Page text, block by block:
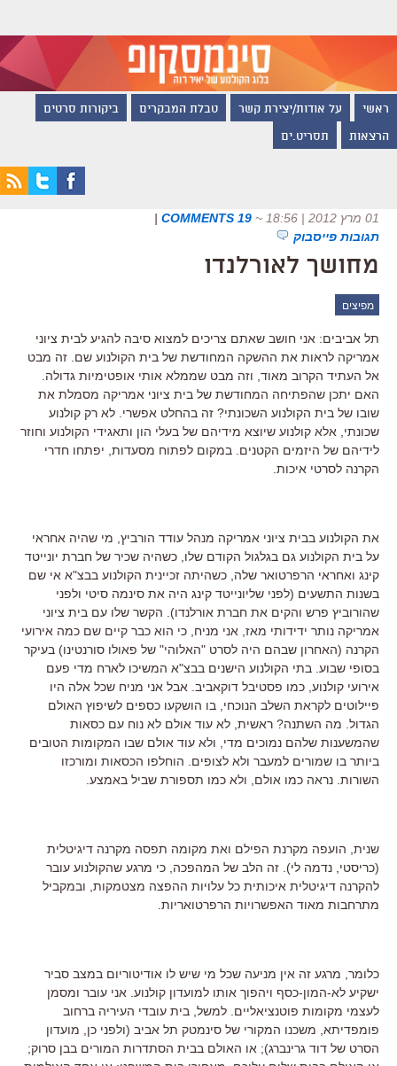
ראשי על אודות/יצירת קשר טבלת המבקרים ביקורות סרטים
הרצאות תסריט.ים
01 מרץ 2012 | 18:56 ~
19 COMMENTS
|
תגובות פייסבוק
מחושך לאורלנדו
מפיצים
תל אביבים: אני חושב שאתם צריכים למצוא סיבה להגיע לבית ציוני
אמריקה לראות את ההשקה המחודשת של בית הקולנוע שם. זה מבט
אל העתיד הקרוב מאוד, וזה מבט שממלא אותי אופטימיות גדולה.
האם יתכן שהפתיחה המחודשת של בית ציוני אמריקה מסמלת את
שובו של בית הקולנוע השכונתי? זה בהחלט אפשרי. לא רק קולנוע
שכונתי, אלא קולנוע שיוצא מידיהם של בעלי הון ותאגידי הקולנוע וחוזר
לידיהם של היזמים הקטנים. במקום לפתוח מסעדות, יפתחו חדרי
הקרנה לסרטי איכות.
את הקולנוע בבית ציוני אמריקה מנהל עודד הורביץ, מי שהיה אחראי
על בית הקולנוע גם בגלגול הקודם שלו, כשהיה שכיר של חברת יונייטד
קינג ואחראי הרפרטואר שלה, כשהיתה זכיינית הקולנוע בבצ"א אי שם
בשנות התשעים (לפני שליונייטד קינג היה את סינמה סיטי ולפני
שהורוביץ פרש והקים את חברת אורלנדו). הקשר שלו עם בית ציוני
אמריקה נותר ידידותי מאז, אני מניח, כי הוא כבר קיים שם כמה אירועי
הקרנה (האחרון שבהם היה לסרט "האלוהי" של פאולו סורנטינו) בעיקר
בסופי שבוע. בתי הקולנוע הישנים בבצ"א המשיכו לארח מדי פעם
אירועי קולנוע, כמו פסטיבל דוקאביב. אבל אני מניח שכל אלה היו
פיילוטים לקראת השלב הנוכחי, בו הושקעו כספים לשיפוץ האולם
הגדול. מה השתנה? ראשית, לא עוד אולם לא נוח עם כסאות
שהמשענות שלהם נמוכים מדי, ולא עוד אולם שבו המקומות הטובים
ביותר בו שמורים למעבר ולא לצופים. הוחלפו הכסאות ומורכזו
השורות. נראה כמו אולם, ולא כמו תספורת שביל באמצע.
שנית, הועפה מקרנת הפילם ואת מקומה תפסה מקרנה דיגיטלית
(כריסטי, נדמה לי). זה הלב של המהפכה, כי מרגע שהקולנוע עובר
להקרנה דיגיטלית איכותית כל עלויות ההפצה מצטמקות, ובמקביל
מתרחבות מאוד האפשרויות הרפרטואריות.
כלומר, מרגע זה אין מניעה שכל מי שיש לו אודיטוריום במצב סביר
ישקיע לא-המון-כסף ויהפוך אותו למועדון קולנוע. אני עובר ומסמן
לעצמי מקומות פוטנציאליים. למשל, בית עובדי העיריה ברחוב
פומפדיתא, משכנו המקורי של סינמטק תל אביב (ולפני כן, מועדון
הסרט של דוד גרינברג); או האולם בבית הסתדרות המורים בבן סרוק;